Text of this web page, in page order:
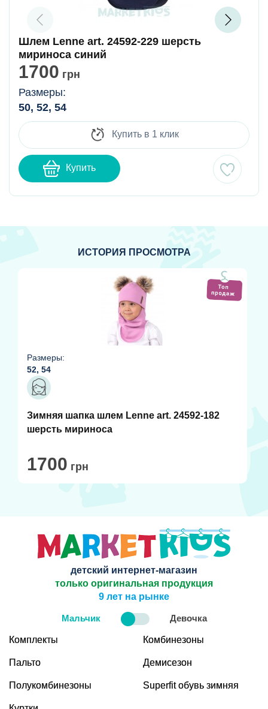
Шлем Lenne art. 24592-229 шерсть
мириноса синий
1700 грн
Размеры:
50, 52, 54
Купить в 1 клик
Купить
ИСТОРИЯ ПРОСМОТРА
Размеры:
52, 54
Зимняя шапка шлем Lenne art. 24592-182
шерсть мириноса
1700 грн
детский интернет-магазин
только оригинальная продукция
9 лет на рынке
Мальчик Девочка
Комплекты
Пальто
Полукомбинезоны
Комбинезоны
Демисезон
Superfit обувь зимняя